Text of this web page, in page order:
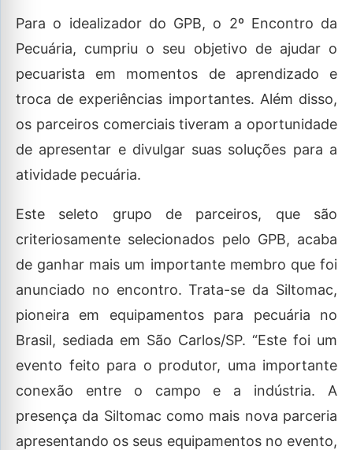
Para o idealizador do GPB, o 2º Encontro da
Pecuária, cumpriu o seu objetivo de ajudar o
pecuarista em momentos de aprendizado e
troca de experiências importantes. Além disso,
os parceiros comerciais tiveram a oportunidade
de apresentar e divulgar suas soluções para a
atividade pecuária.
Este seleto grupo de parceiros, que são
criteriosamente selecionados pelo GPB, acaba
de ganhar mais um importante membro que foi
anunciado no encontro. Trata-se da Siltomac,
pioneira em equipamentos para pecuária no
Brasil, sediada em São Carlos/SP. “Este foi um
evento feito para o produtor, uma importante
conexão entre o campo e a indústria. A
presença da Siltomac como mais nova parceria
apresentando os seus equipamentos no evento,